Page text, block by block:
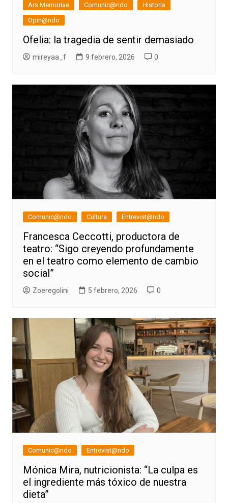
Ars Memoriae Comunic@ndo
Historia
Opin@ndo
Ofelia: la tragedia de sentir demasiado
mireyaa_f 9 febrero, 2026 0
Comunic@ndo Cultura Entrevist@ndo
Francesca Ceccotti, productora de
teatro: “Sigo creyendo profundamente
en el teatro como elemento de cambio
social”
Zoeregolini 5 febrero, 2026 0
Comunic@ndo Entrevist@ndo
Mónica Mira, nutricionista: “La culpa es
el ingrediente más tóxico de nuestra
dieta”